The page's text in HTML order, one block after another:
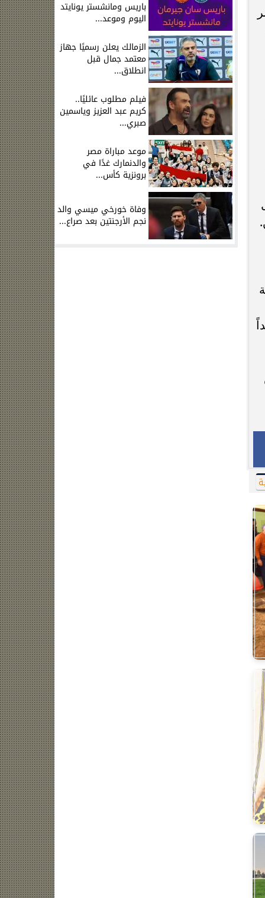
باريس ومانشستر يونايتد
اليوم وموعد...
الزمالك يعلن رسميًا جهاز
معتمد جمال قبل
انطلاق...
فيلم مطلوب عائليًا..
كريم عبد العزيز وياسمين
صبري...
موعد مباراة مصر
والدنمارك غدًا في
برونزية كأس...
وفاة خورخي ميسي والد
نجم الأرجنتين بعد صراع...